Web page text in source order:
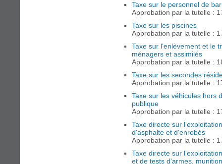
Taxe sur le personnel de bar
Approbation par la tutelle :
Taxe sur les piscines
Approbation par la tutelle :
Taxe sur l'enlèvement et le
ménagers et assimilés
Approbation par la tutelle :
Taxe sur les secondes
Approbation par la tutelle :
Taxe sur les véhicules hors
publique
Approbation par la tutelle :
Taxe directe sur
d'asphalte et d'enrobés
Approbation par la tutelle :
Taxe directe sur
et de tests d'armes,